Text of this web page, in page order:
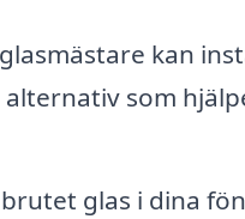
kan
som
glas i dina